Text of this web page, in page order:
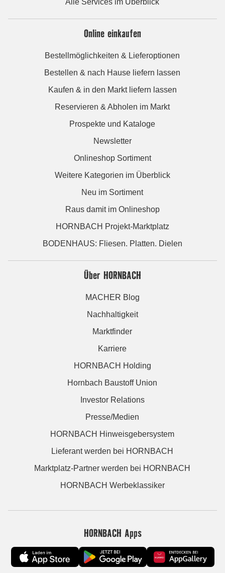
Alle Services im Überblick
Online einkaufen
Bestellmöglichkeiten & Lieferoptionen
Bestellen & nach Hause liefern lassen
Kaufen & in den Markt liefern lassen
Reservieren & Abholen im Markt
Prospekte und Kataloge
Newsletter
Onlineshop Sortiment
Weitere Kategorien im Überblick
Neu im Sortiment
Raus damit im Onlineshop
HORNBACH Projekt-Marktplatz
BODENHAUS: Fliesen. Platten. Dielen
Über HORNBACH
MACHER Blog
Nachhaltigkeit
Marktfinder
Karriere
HORNBACH Holding
Hornbach Baustoff Union
Investor Relations
Presse/Medien
HORNBACH Hinweisgebersystem
Lieferant werden bei HORNBACH
Marktplatz-Partner werden bei HORNBACH
HORNBACH Werbeklassiker
HORNBACH Apps